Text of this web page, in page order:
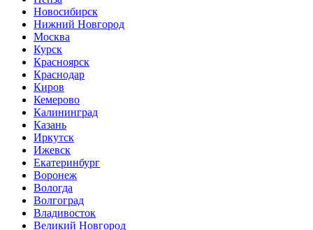
Новосибирск
Нижний Новгород
Москва
Курск
Красноярск
Краснодар
Киров
Кемерово
Калининград
Казань
Иркутск
Ижевск
Екатеринбург
Воронеж
Вологда
Волгоград
Владивосток
Великий Новгород